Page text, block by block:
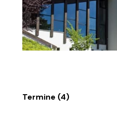
Termine (4)